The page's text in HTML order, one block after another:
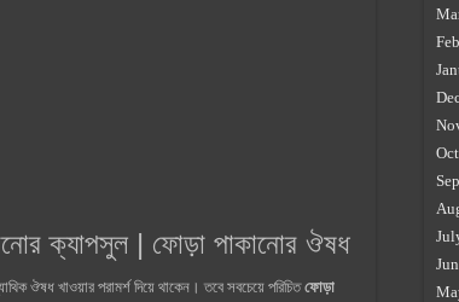
ক্যাপসুল | ফোড়া পাকানোর ঔষধ
ঔষধ খাওয়ার পরামর্শ দিয়ে থাকেন। তবে সবচেয়ে পরিচিতফোড়া